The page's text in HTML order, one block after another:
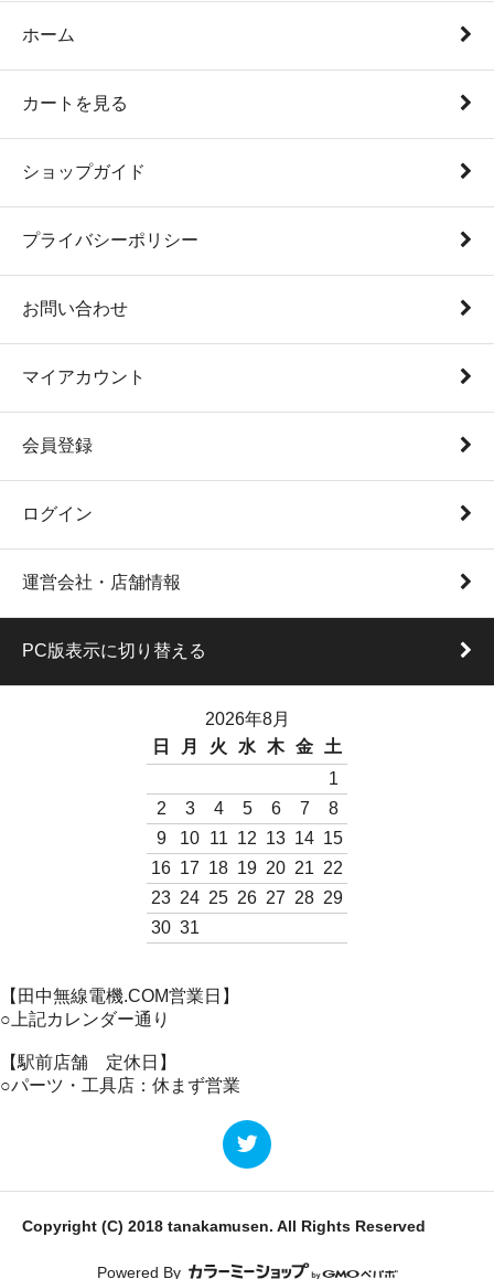
ホーム
カートを見る
ショップガイド
プライバシーポリシー
お問い合わせ
マイアカウント
会員登録
ログイン
運営会社・店舗情報
PC版表示に切り替える
2026年8月
日
月 火 水 木 金
土
1
2
3 4 5 6 7
8
9
10 11 12 13 14 15
16 17 18 19 20 21 22
23 24 25 26 27 28 29
30 31
【田中無線電機.COM営業日】
○上記カレンダー通り
【駅前店舗 定休日】
○パーツ・工具店：休まず営業
Copyright (C) 2018 tanakamusen. All Rights Reserved
Powered By